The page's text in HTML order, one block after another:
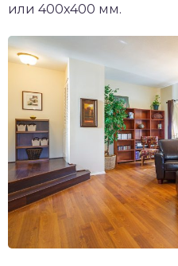
или 400х400 мм.